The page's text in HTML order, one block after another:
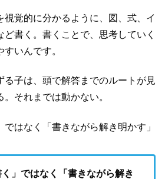
視覚的に分かるように、図、式、イ
書く。書くことで、思考していく
いんです。
る子は、頭で解答までのルートが見
それまでは動かない。
ではなく「書きながら解き明かす」
く」ではなく「書きながら解き